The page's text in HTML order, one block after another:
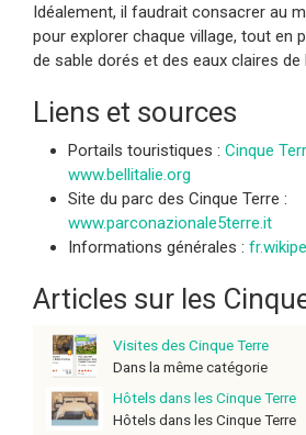
Idéalement, il faudrait consacrer au
pour explorer chaque village, tout en
de sable dorés et des eaux claires de
Liens et sources
Portails touristiques : Cinque
www.bellitalie.org
Site du parc des Cinque Terre :
www.parconazionale5terre.it
Informations générales :
Articles sur les
Visites des Cinque Terre
Dans la même catégorie
Hôtels dans les Cinque Terre
Hôtels dans les Cinque Terre